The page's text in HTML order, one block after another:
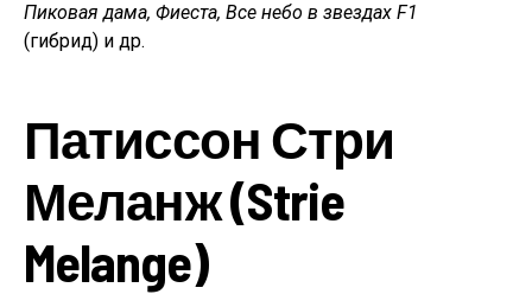
Пиковая дама, Фиеста, Все небо в звездах F1
(гибрид) и др.
Патиссон Стри
Меланж (Strie
Melange)